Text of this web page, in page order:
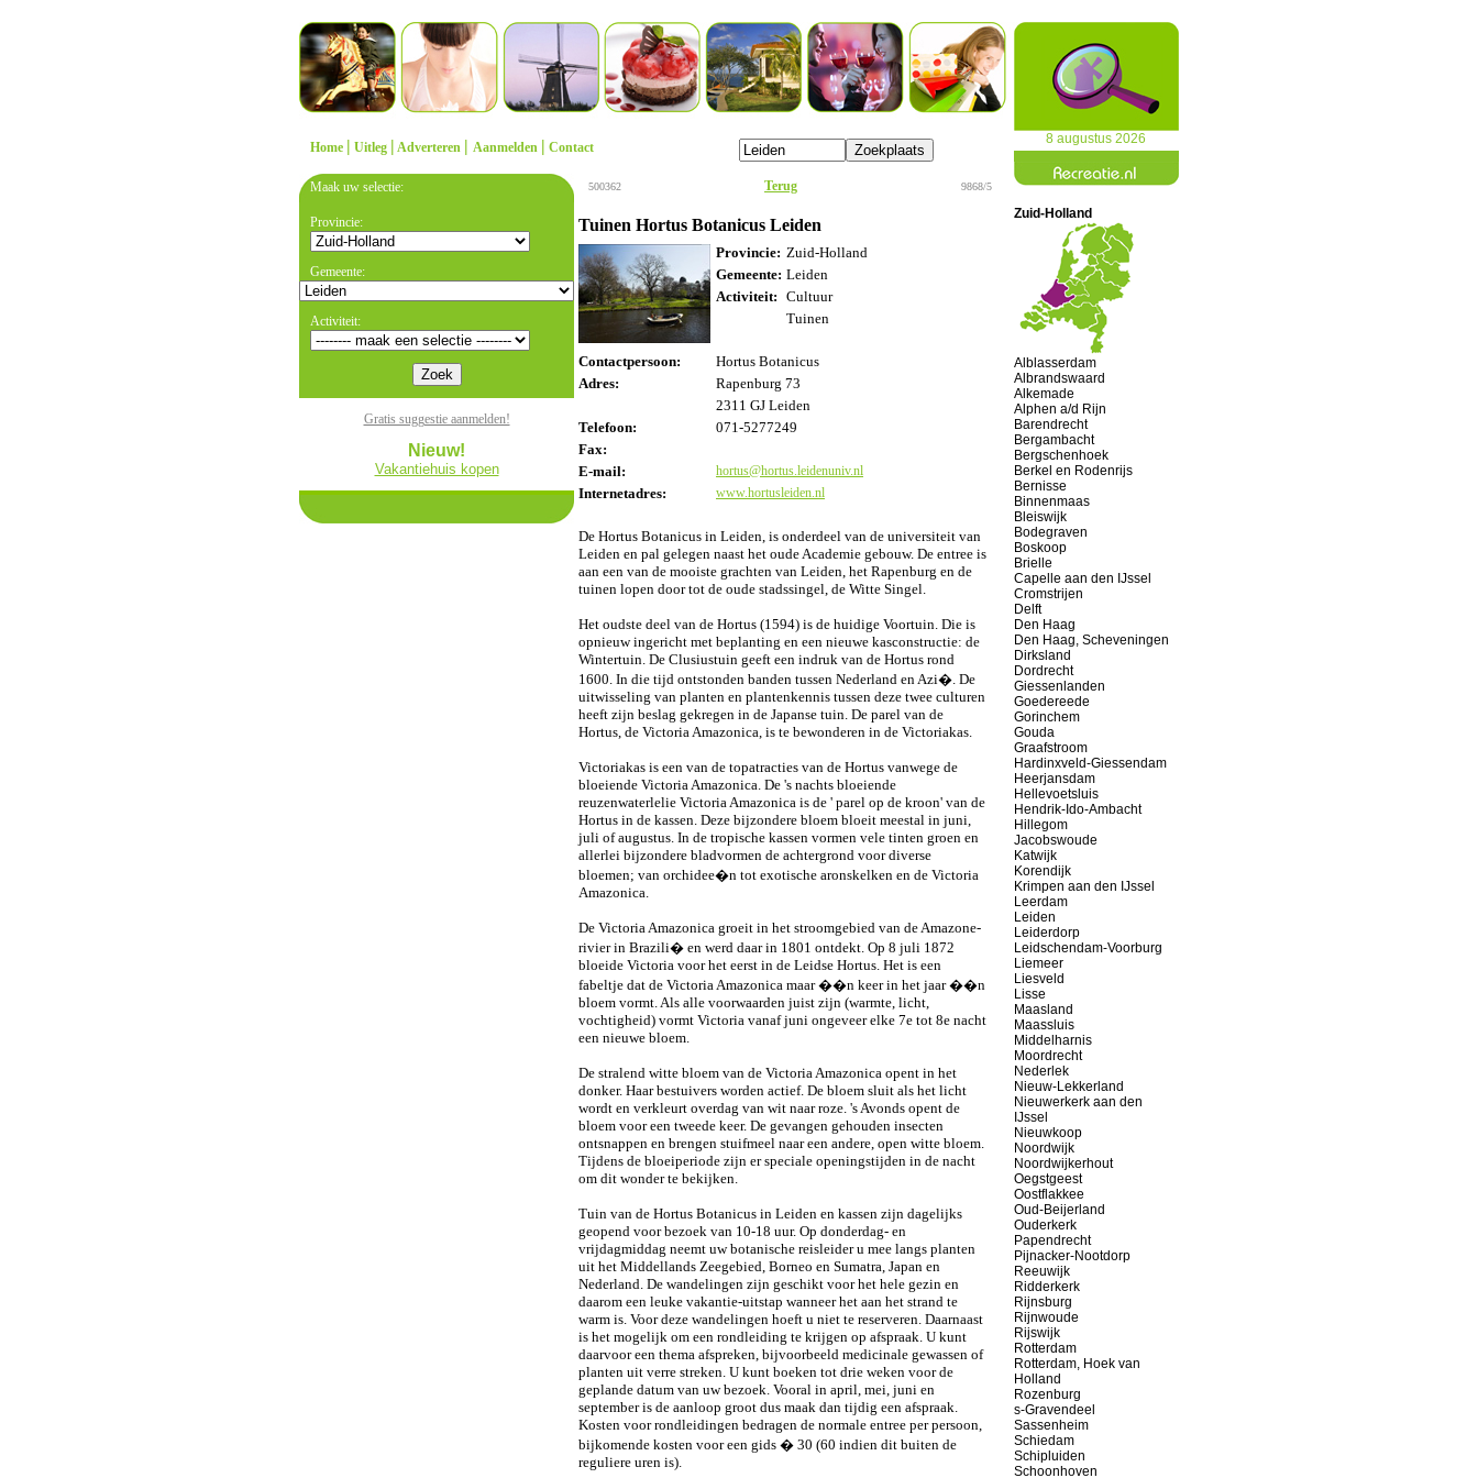
Home | Uitleg | Adverteren | Aanmelden | Contact
8 augustus 2026
Maak uw selectie:
Provincie:
Gemeente:
Activiteit:
Gratis suggestie aanmelden!
Nieuw!
Vakantiehuis kopen
500362 Terug 9868/5
Tuinen Hortus Botanicus Leiden
Provincie: Zuid-Holland
Gemeente: Leiden
Activiteit: Cultuur
Tuinen
Contactpersoon:
Hortus Botanicus
Adres:
Rapenburg 73
2311 GJ Leiden
Telefoon:
071-5277249
Fax:
E-mail:
hortus@hortus.leidenuniv.nl
Internetadres: www.hortusleiden.nl
De Hortus Botanicus in Leiden, is onderdeel van de universiteit van
Leiden en pal gelegen naast het oude Academie gebouw. De entree is
aan een van de mooiste grachten van Leiden, het Rapenburg en de
tuinen lopen door tot de oude stadssingel, de Witte Singel.
Het oudste deel van de Hortus (1594) is de huidige Voortuin. Die is
opnieuw ingericht met beplanting en een nieuwe kasconstructie: de
Wintertuin. De Clusiustuin geeft een indruk van de Hortus rond
1600. In die tijd ontstonden banden tussen Nederland en Azi�. De
uitwisseling van planten en plantenkennis tussen deze twee culturen
heeft zijn beslag gekregen in de Japanse tuin. De parel van de
Hortus, de Victoria Amazonica, is te bewonderen in de Victoriakas.
Victoriakas is een van de topatracties van de Hortus vanwege de
bloeiende Victoria Amazonica. De 's nachts bloeiende
reuzenwaterlelie Victoria Amazonica is de ' parel op de kroon' van de
Hortus in de kassen. Deze bijzondere bloem bloeit meestal in juni,
juli of augustus. In de tropische kassen vormen vele tinten groen en
allerlei bijzondere bladvormen de achtergrond voor diverse
bloemen; van orchidee�n tot exotische aronskelken en de Victoria
Amazonica.
De Victoria Amazonica groeit in het stroomgebied van de Amazone-
rivier in Brazili� en werd daar in 1801 ontdekt. Op 8 juli 1872
bloeide Victoria voor het eerst in de Leidse Hortus. Het is een
fabeltje dat de Victoria Amazonica maar ��n keer in het jaar ��n
bloem vormt. Als alle voorwaarden juist zijn (warmte, licht,
vochtigheid) vormt Victoria vanaf juni ongeveer elke 7e tot 8e nacht
een nieuwe bloem.
De stralend witte bloem van de Victoria Amazonica opent in het
donker. Haar bestuivers worden actief. De bloem sluit als het licht
wordt en verkleurt overdag van wit naar roze. 's Avonds opent de
bloem voor een tweede keer. De gevangen gehouden insecten
ontsnappen en brengen stuifmeel naar een andere, open witte bloem.
Tijdens de bloeiperiode zijn er speciale openingstijden in de nacht
om dit wonder te bekijken.
Tuin van de Hortus Botanicus in Leiden en kassen zijn dagelijks
geopend voor bezoek van 10-18 uur. Op donderdag- en
vrijdagmiddag neemt uw botanische reisleider u mee langs planten
uit het Middellands Zeegebied, Borneo en Sumatra, Japan en
Nederland. De wandelingen zijn geschikt voor het hele gezin en
daarom een leuke vakantie-uitstap wanneer het aan het strand te
warm is. Voor deze wandelingen hoeft u niet te reserveren. Daarnaast
is het mogelijk om een rondleiding te krijgen op afspraak. U kunt
daarvoor een thema afspreken, bijvoorbeeld medicinale gewassen of
planten uit verre streken. U kunt boeken tot drie weken voor de
geplande datum van uw bezoek. Vooral in april, mei, juni en
september is de aanloop groot dus maak dan tijdig een afspraak.
Kosten voor rondleidingen bedragen de normale entree per persoon,
bijkomende kosten voor een gids � 30 (60 indien dit buiten de
reguliere uren is).
Zuid-Holland
Alblasserdam
Albrandswaard
Alkemade
Alphen a/d Rijn
Barendrecht
Bergambacht
Bergschenhoek
Berkel en Rodenrijs
Bernisse
Binnenmaas
Bleiswijk
Bodegraven
Boskoop
Brielle
Capelle aan den IJssel
Cromstrijen
Delft
Den Haag
Den Haag, Scheveningen
Dirksland
Dordrecht
Giessenlanden
Goedereede
Gorinchem
Gouda
Graafstroom
Hardinxveld-Giessendam
Heerjansdam
Hellevoetsluis
Hendrik-Ido-Ambacht
Hillegom
Jacobswoude
Katwijk
Korendijk
Krimpen aan den IJssel
Leerdam
Leiden
Leiderdorp
Leidschendam-Voorburg
Liemeer
Liesveld
Lisse
Maasland
Maassluis
Middelharnis
Moordrecht
Nederlek
Nieuw-Lekkerland
Nieuwerkerk aan den
IJssel
Nieuwkoop
Noordwijk
Noordwijkerhout
Oegstgeest
Oostflakkee
Oud-Beijerland
Ouderkerk
Papendrecht
Pijnacker-Nootdorp
Reeuwijk
Ridderkerk
Rijnsburg
Rijnwoude
Rijswijk
Rotterdam
Rotterdam, Hoek van
Holland
Rozenburg
s-Gravendeel
Sassenheim
Schiedam
Schipluiden
Schoonhoven